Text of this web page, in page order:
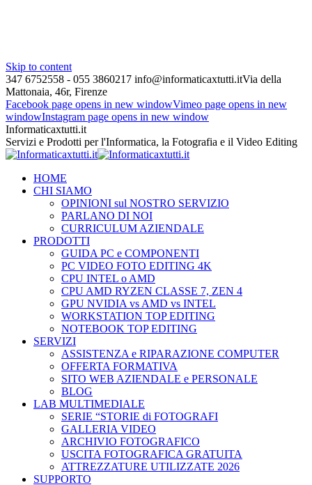
Skip to content
347 6752558 - 055 3860217 info@informaticaxtutti.itVia della
Mattonaia, 46r, Firenze
Facebook page opens in new windowVimeo page opens in new
windowInstagram page opens in new window
Informaticaxtutti.it
Servizi e Prodotti per l'Informatica, la Fotografia e il Video Editing
HOME
CHI SIAMO
OPINIONI sul NOSTRO SERVIZIO
PARLANO DI NOI
CURRICULUM AZIENDALE
PRODOTTI
GUIDA PC e COMPONENTI
PC VIDEO FOTO EDITING 4K
CPU INTEL o AMD
CPU AMD RYZEN CLASSE 7, ZEN 4
GPU NVIDIA vs AMD vs INTEL
WORKSTATION TOP EDITING
NOTEBOOK TOP EDITING
SERVIZI
ASSISTENZA e RIPARAZIONE COMPUTER
OFFERTA FORMATIVA
SITO WEB AZIENDALE e PERSONALE
BLOG
LAB MULTIMEDIALE
SERIE “STORIE di FOTOGRAFI
GALLERIA VIDEO
ARCHIVIO FOTOGRAFICO
USCITA FOTOGRAFICA GRATUITA
ATTREZZATURE UTILIZZATE 2026
SUPPORTO